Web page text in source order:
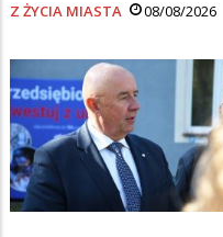
Z ŻYCIA MIASTA 08/08/2026